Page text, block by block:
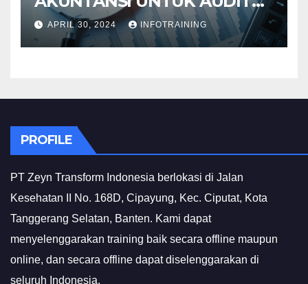
INVESTIGATIF
APRIL 30, 2024 INFOTRAINING
PROFILE
PT Zeyn Transform Indonesia berlokasi di Jalan
Kesehatan II No. 168D, Cipayung, Kec. Ciputat, Kota
Tanggerang Selatan, Banten. Kami dapat
menyelenggarakan training baik secara offline maupun
online, dan secara offline dapat diselenggarakan di
seluruh Indonesia.